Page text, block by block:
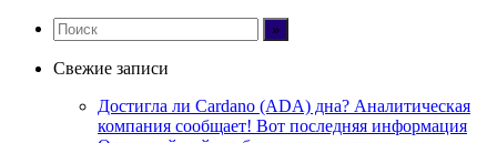
Свежие записи
Достигла ли Cardano (ADA) дна? Аналитическая
компания сообщает! Вот последняя информация